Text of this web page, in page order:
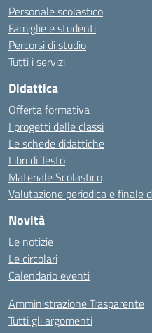
Personale scolastico
Famiglie e studenti
Percorsi di studio
Tutti i servizi
Didattica
Offerta formativa
I progetti delle classi
Le schede didattiche
Libri di Testo
Materiale Scolastico
Valutazione periodica e finale
Novità
Le notizie
Le circolari
Calendario eventi
Amministrazione Trasparente
Tutti gli argomenti